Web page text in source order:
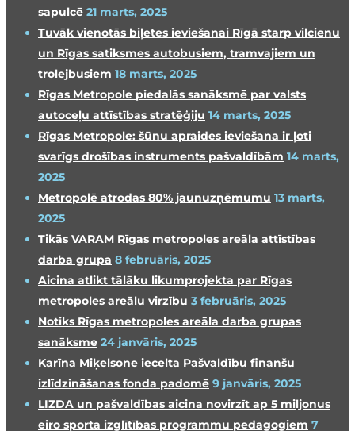
sapulcē 21 marts, 2025
Tuvāk vienotās biļetes ieviešanai Rīgā starp vilcienu
un Rīgas satiksmes autobusiem, tramvajiem un
trolejbusiem 18 marts, 2025
Rīgas Metropole piedalās sanāksmē par valsts
autoceļu attīstības stratēģiju 14 marts, 2025
Rīgas Metropole: šūnu apraides ieviešana ir ļoti
svarīgs drošības instruments pašvaldībām 14 marts,
2025
Metropolē atrodas 80% jaunuzņēmumu 13 marts,
2025
Tikās VARAM Rīgas metropoles areāla attīstības
darba grupa 8 februāris, 2025
Aicina atlikt tālāku likumprojekta par Rīgas
metropoles areālu virzību 3 februāris, 2025
Notiks Rīgas metropoles areāla darba grupas
sanāksme 24 janvāris, 2025
Karīna Miķelsone iecelta Pašvaldību finanšu
izlīdzināšanas fonda padomē 9 janvāris, 2025
LIZDA un pašvaldības aicina novirzīt ap 5 miljonus
eiro sporta izglītības programmu pedagogiem 7